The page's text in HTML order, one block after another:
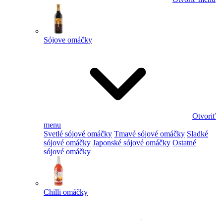
Sójove omáčky
Otvoriť
menu
Svetlé sójové omáčky Tmavé sójové omáčky Sladké
sójové omáčky Japonské sójové omáčky Ostatné
sójové omáčky
Chilli omáčky